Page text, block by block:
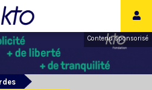
Contenu sponsorisé